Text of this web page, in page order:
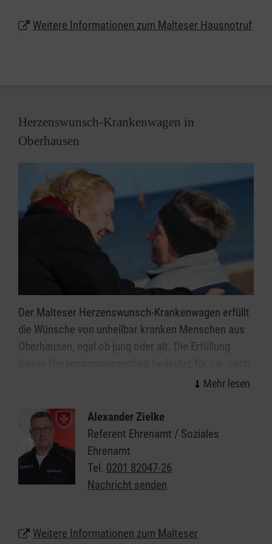
Weitere Informationen zum Malteser Hausnotruf
Herzenswunsch-Krankenwagen in
Oberhausen
Der Malteser Herzenswunsch-Krankenwagen erfüllt
die Wünsche von unheilbar kranken Menschen aus
Oberhausen, egal ob jung oder alt. Die Erfüllung
einmal für ein paar Stunden aus dem Krankenhaus
persönlich Wichtiges zu erleben oder zu Ende zu
führen.
Speziell geschulte Ehrenamtliche aus dem
medizinischen Bereich stehen den Kindern,
Jugendlichen und Erwachsenen mit einer oft
und ermöglichen diese unvergesslichen Stunden.
Alexander Zielke
Referent Ehrenamt / Soziales
Ehrenamt
Tel. 0201 82047-26
Nachricht senden
Weitere Informationen zum Malteser